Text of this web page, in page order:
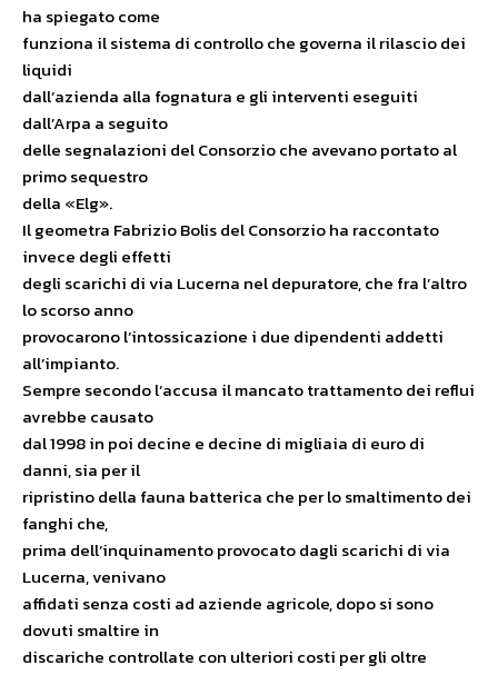
ha spiegato come
funziona il sistema di controllo che governa il rilascio dei
liquidi
dall’azienda alla fognatura e gli interventi eseguiti
dall’Arpa a seguito
delle segnalazioni del Consorzio che avevano portato al
primo sequestro
della «Elg».
Il geometra Fabrizio Bolis del Consorzio ha raccontato
invece degli effetti
degli scarichi di via Lucerna nel depuratore, che fra l’altro
lo scorso anno
provocarono l’intossicazione i due dipendenti addetti
all’impianto.
Sempre secondo l’accusa il mancato trattamento dei reflui
avrebbe causato
dal 1998 in poi decine e decine di migliaia di euro di
danni, sia per il
ripristino della fauna batterica che per lo smaltimento dei
fanghi che,
prima dell’inquinamento provocato dagli scarichi di via
Lucerna, venivano
affidati senza costi ad aziende agricole, dopo si sono
dovuti smaltire in
discariche controllate con ulteriori costi per gli oltre